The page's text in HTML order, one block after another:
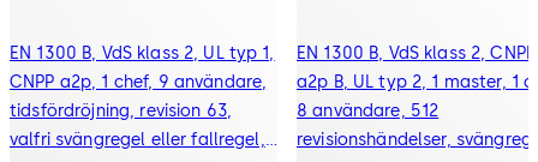
EN 1300 B, VdS klass 2, UL typ 1,
CNPP a2p, 1 chef, 9 användare,
tidsfördröjning, revision 63,
valfri svängregel eller fallregel,
EN 1300 B, VdS klass 2, CNPP
a2p B, UL typ 2, 1 master, 1
8 användare, 512
revisionshändelser,